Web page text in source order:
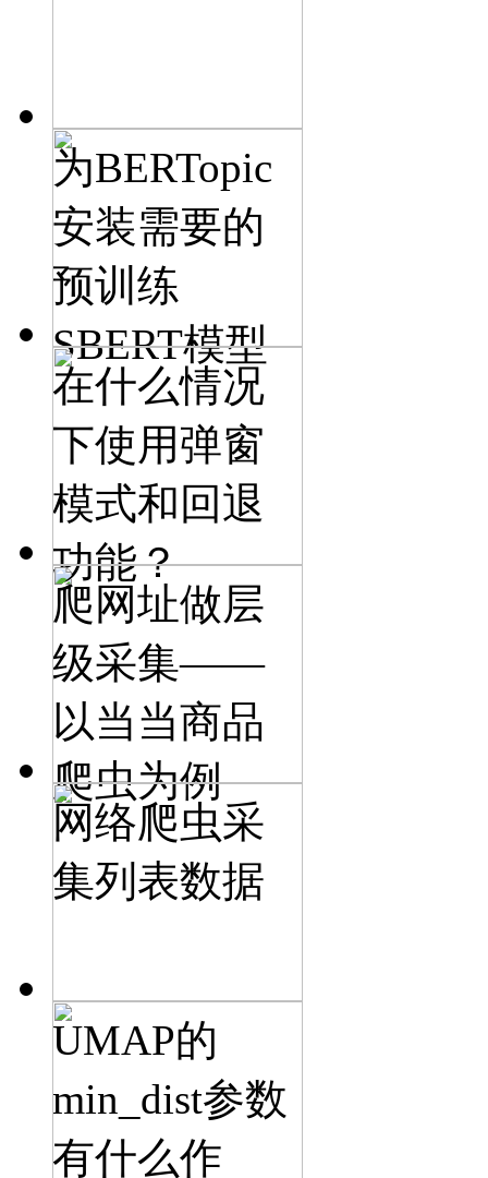
为BERTopic
安装需要的
预训练
SBERT模型
在什么情况
下使用弹窗
模式和回退
功能？
爬网址做层
级采集——
以当当商品
爬虫为例
网络爬虫采
集列表数据
UMAP的
min_dist参数
有什么作